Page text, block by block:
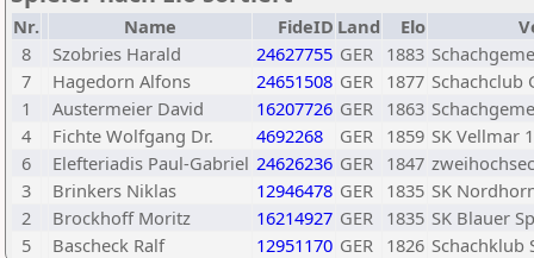
Nr. Name FideID Land Elo
8
Szobries Harald 24627755 GER 1883
7
Hagedorn Alfons 24651508 GER 1877 Schachclub
1
Austermeier David 16207726 GER 1863
4
Fichte Wolfgang Dr. 4692268 GER 1859 SK Vellmar
6
Elefteriadis Paul-Gabriel 24626236 GER 1847
3
Brinkers Niklas 12946478 GER 1835 SK
2
Brockhoff Moritz 16214927 GER 1835 SK Blauer
5
Bascheck Ralf 12951170 GER 1826 Schachklub